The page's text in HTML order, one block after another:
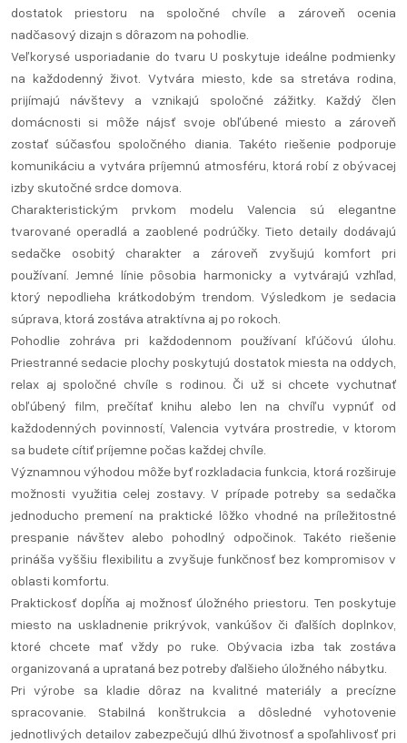
dostatok priestoru na spoločné chvíle a zároveň ocenia
nadčasový dizajn s dôrazom na pohodlie.
Veľkorysé usporiadanie do tvaru U poskytuje ideálne podmienky
na každodenný život. Vytvára miesto, kde sa stretáva rodina,
prijímajú návštevy a vznikajú spoločné zážitky. Každý člen
domácnosti si môže nájsť svoje obľúbené miesto a zároveň
zostať súčasťou spoločného diania. Takéto riešenie podporuje
komunikáciu a vytvára príjemnú atmosféru, ktorá robí z obývacej
izby skutočné srdce domova.
Charakteristickým prvkom modelu Valencia sú elegantne
tvarované operadlá a zaoblené podrúčky. Tieto detaily dodávajú
sedačke osobitý charakter a zároveň zvyšujú komfort pri
používaní. Jemné línie pôsobia harmonicky a vytvárajú vzhľad,
ktorý nepodlieha krátkodobým trendom. Výsledkom je sedacia
súprava, ktorá zostáva atraktívna aj po rokoch.
Pohodlie zohráva pri každodennom používaní kľúčovú úlohu.
Priestranné sedacie plochy poskytujú dostatok miesta na oddych,
relax aj spoločné chvíle s rodinou. Či už si chcete vychutnať
obľúbený film, prečítať knihu alebo len na chvíľu vypnúť od
každodenných povinností, Valencia vytvára prostredie, v ktorom
sa budete cítiť príjemne počas každej chvíle.
Významnou výhodou môže byť rozkladacia funkcia, ktorá rozširuje
možnosti využitia celej zostavy. V prípade potreby sa sedačka
jednoducho premení na praktické lôžko vhodné na príležitostné
prespanie návštev alebo pohodlný odpočinok. Takéto riešenie
prináša vyššiu flexibilitu a zvyšuje funkčnosť bez kompromisov v
oblasti komfortu.
Praktickosť dopĺňa aj možnosť úložného priestoru. Ten poskytuje
miesto na uskladnenie prikrývok, vankúšov či ďalších doplnkov,
ktoré chcete mať vždy po ruke. Obývacia izba tak zostáva
organizovaná a uprataná bez potreby ďalšieho úložného nábytku.
Pri výrobe sa kladie dôraz na kvalitné materiály a precízne
spracovanie. Stabilná konštrukcia a dôsledné vyhotovenie
jednotlivých detailov zabezpečujú dlhú životnosť a spoľahlivosť pri